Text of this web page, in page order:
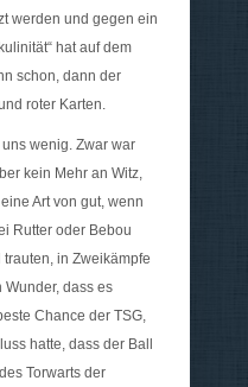
werden und gegen ein
hat auf dem
schon, dann der
roter Karten.
wenig. Zwar war
kein Mehr an Witz,
Art von gut, wenn
Rutter oder Bebou
in Zweikämpfe
Wunder, dass es
Chance der TSG,
hatte, dass der Ball
Torwarts der